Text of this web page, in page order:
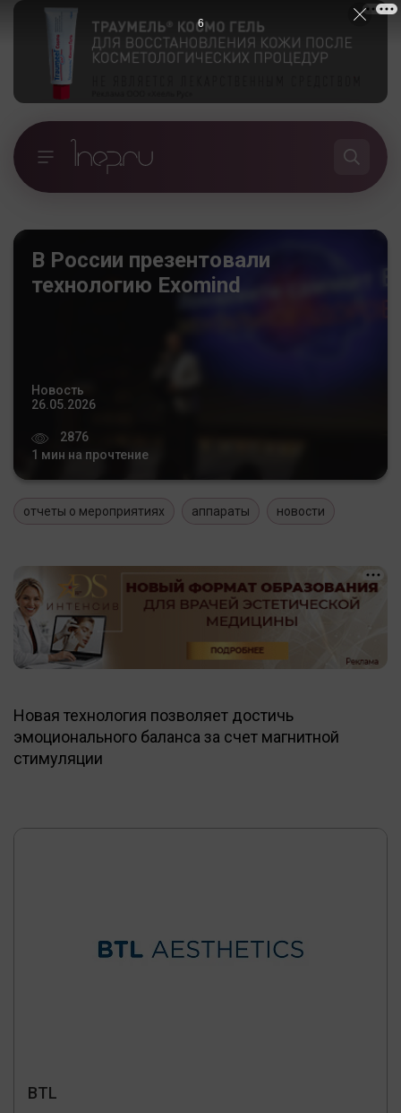
В России презентовали
технологию Exomind
Новость
26.05.2026
2876
1 мин на прочтение
отчеты о мероприятиях аппараты новости
Новая технология позволяет достичь
эмоционального баланса за счет магнитной
стимуляции
BTL
5